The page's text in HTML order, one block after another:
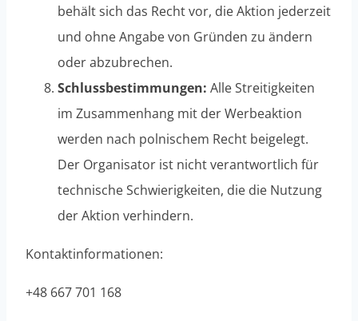
behält sich das Recht vor, die Aktion jederzeit
und ohne Angabe von Gründen zu ändern
oder abzubrechen.
Schlussbestimmungen: Alle Streitigkeiten
im Zusammenhang mit der Werbeaktion
werden nach polnischem Recht beigelegt.
Der Organisator ist nicht verantwortlich für
technische Schwierigkeiten, die die Nutzung
der Aktion verhindern.
Kontaktinformationen:
+48 667 701 168